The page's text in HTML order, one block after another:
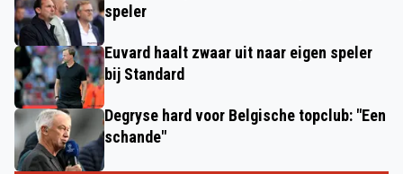
speler
Euvard haalt zwaar uit naar eigen speler
bij Standard
Degryse hard voor Belgische topclub: "Een
schande"